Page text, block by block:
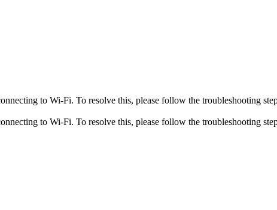
to Wi-Fi. To resolve this, please follow the troubleshooting
to Wi-Fi. To resolve this, please follow the troubleshooting